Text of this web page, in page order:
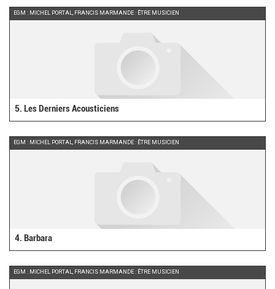
EGM : MICHEL PORTAL, FRANCIS MARMANDE : ÊTRE MUSICIEN
5. Les Derniers Acousticiens
EGM : MICHEL PORTAL, FRANCIS MARMANDE : ÊTRE MUSICIEN
4. Barbara
EGM : MICHEL PORTAL, FRANCIS MARMANDE : ÊTRE MUSICIEN